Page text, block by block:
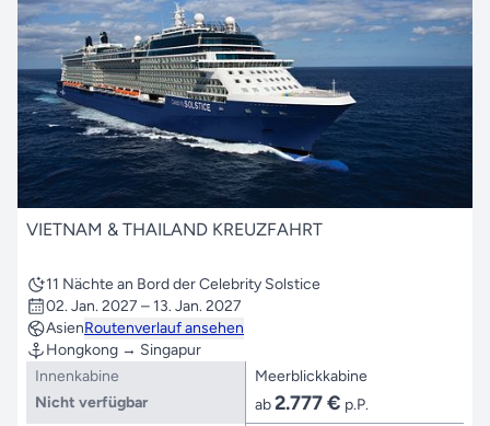
VIETNAM & THAILAND KREUZFAHRT
11 Nächte an Bord der Celebrity Solstice
02. Jan. 2027 – 13. Jan. 2027
AsienRoutenverlauf ansehen
Hongkong → Singapur
Innenkabine
Nicht verfügbar
Meerblickkabine
ab2.777 € p.P.